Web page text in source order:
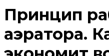
Принцип
аэратора.